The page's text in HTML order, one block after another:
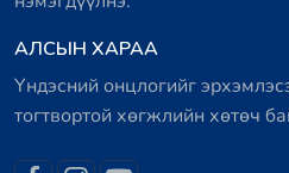
АЛСЫН ХАРАА
Үндэсний онцлогийг
тогтвортой хөгжлийн хөтөч